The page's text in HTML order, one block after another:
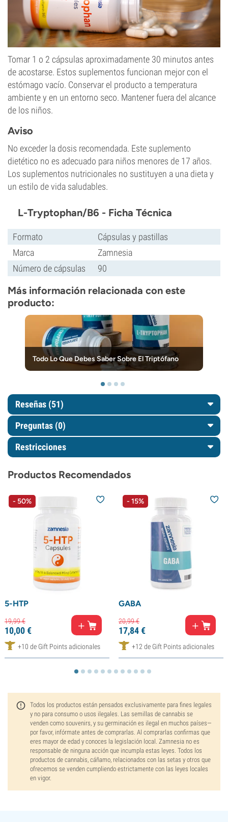
Tomar 1 o 2 cápsulas aproximadamente 30 minutos antes
de acostarse. Estos suplementos funcionan mejor con el
estómago vacío. Conservar el producto a temperatura
ambiente y en un entorno seco. Mantener fuera del alcance
de los niños.
Aviso
No exceder la dosis recomendada. Este suplemento
dietético no es adecuado para niños menores de 17 años.
Los suplementos nutricionales no sustituyen a una dieta y
un estilo de vida saludables.
L-Tryptophan/B6 - Ficha Técnica
Formato
Cápsulas y pastillas
Marca
Zamnesia
Número de cápsulas
90
Más información relacionada con este
producto:
Todo Lo Que Debes Saber Sobre El Triptófano
Reseñas (51)
Preguntas (0)
Restricciones
Productos Recomendados
- 50%
5-HTP
19,99€
10,00€
+10 de Gift Points adicionales
- 15%
GABA
20,99€
17,84€
+12 de Gift Points adicionales
Todos los productos están pensados exclusivamente para fines legales
y no para consumo o usos ilegales. Las semillas de cannabis se
venden como souvenirs, y su germinación es ilegal en muchos países—
por favor, infórmate antes de comprarlas. Al comprarlas confirmas que
eres mayor de edad y conoces la legislación local. Zamnesia no es
responsable de ninguna acción que incumpla estas leyes. Todos los
productos de cannabis, cáñamo, relacionados con las setas y otros que
ofrecemos se venden cumpliendo estrictamente con las leyes locales
en vigor.